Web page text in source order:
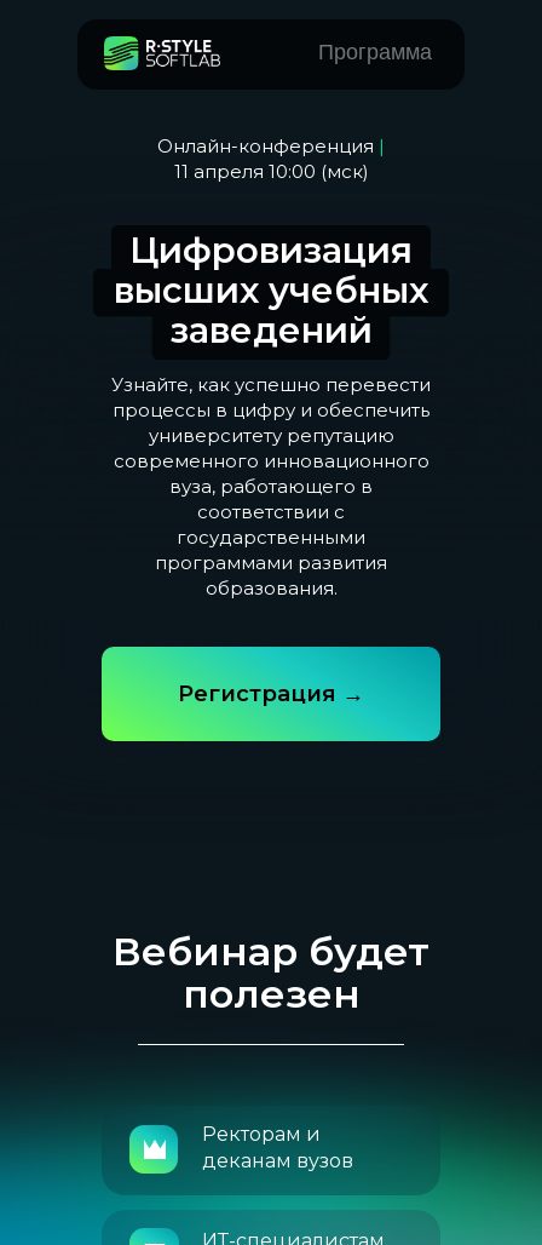
Регистрация →
Узнайте, как успешно перевести
процессы в цифру и обеспечить
университету репутацию
современного инновационного
вуза, работающего в
соответствии с
государственными
программами развития
образования.
Программа
Цифровизация
высших учебных
заведений
Онлайн-конференция |
11 апреля 10:00 (мск)
Вебинар будет
полезен
Ректорам и
деканам вузов